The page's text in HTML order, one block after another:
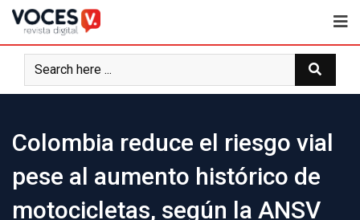
Colombia reduce el riesgo vial
pese al aumento histórico de
motocicletas, según la ANSV